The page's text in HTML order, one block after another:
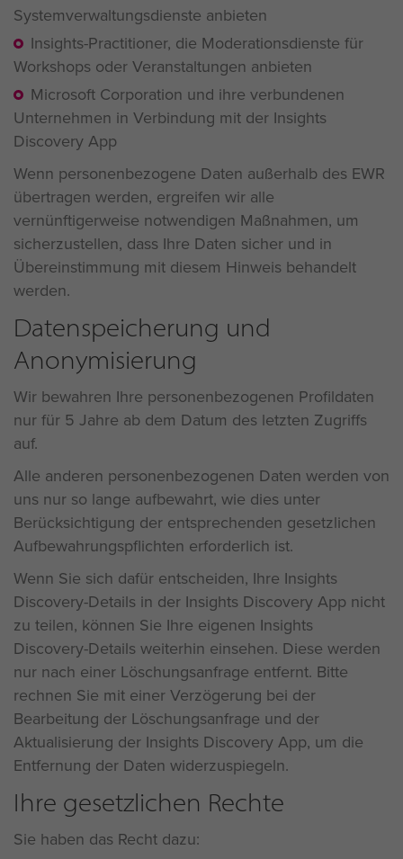
Systemverwaltungsdienste anbieten
Insights-Practitioner, die Moderationsdienste für
Workshops oder Veranstaltungen anbieten
Microsoft Corporation und ihre verbundenen
Unternehmen in Verbindung mit der Insights
Discovery App
Wenn personenbezogene Daten außerhalb des EWR
übertragen werden, ergreifen wir alle
vernünftigerweise notwendigen Maßnahmen, um
sicherzustellen, dass Ihre Daten sicher und in
Übereinstimmung mit diesem Hinweis behandelt
werden.
Datenspeicherung und
Anonymisierung
Wir bewahren Ihre personenbezogenen Profildaten
nur für 5 Jahre ab dem Datum des letzten Zugriffs
auf.
Alle anderen personenbezogenen Daten werden von
uns nur so lange aufbewahrt, wie dies unter
Berücksichtigung der entsprechenden gesetzlichen
Aufbewahrungspflichten erforderlich ist.
Wenn Sie sich dafür entscheiden, Ihre Insights
Discovery-Details in der Insights Discovery App nicht
zu teilen, können Sie Ihre eigenen Insights
Discovery-Details weiterhin einsehen. Diese werden
nur nach einer Löschungsanfrage entfernt. Bitte
rechnen Sie mit einer Verzögerung bei der
Bearbeitung der Löschungsanfrage und der
Aktualisierung der Insights Discovery App, um die
Entfernung der Daten widerzuspiegeln.
Ihre gesetzlichen Rechte
Sie haben das Recht dazu: